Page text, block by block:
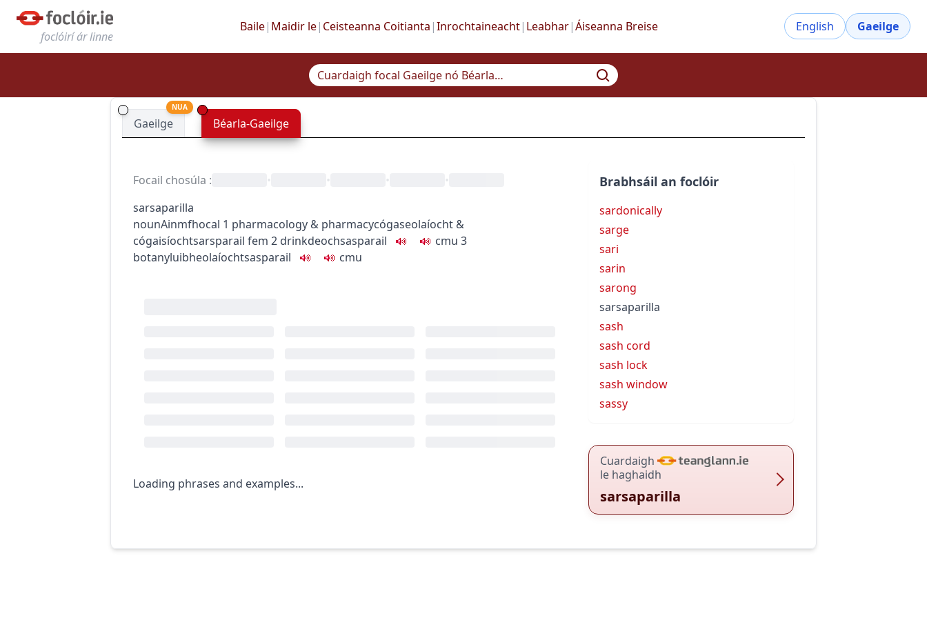
foclóirí ár linne
Baile| Maidir le| Ceisteanna Coitianta |Inrochtaineacht| Leabhar|Áiseanna Breise English Gaeilge
Gaeilge
NUA
Béarla-Gaeilge
Focail chosúla : • • •
•
sarsaparilla
nounAinmfhocal 1 pharmacology & pharmacycógaseolaíocht &
cógaisíochtsarsparail fem 2 drinkdeochsasparail cmu 3
botanyluibheolaíochtsasparail cmu
Loading phrases and examples...
Brabhsáil an foclóir
sardonically
sarge
sari
sarin
sarong
sarsaparilla
sash
sash cord
sash lock
sash window
sassy
Cuardaigh
le haghaidh
sarsaparilla